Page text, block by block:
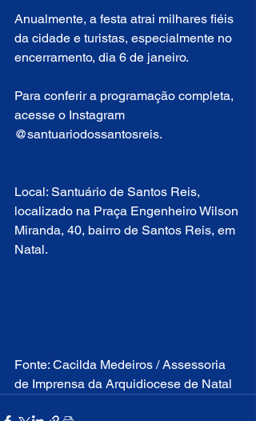
Anualmente, a festa atrai milhares fiéis
da cidade e turistas, especialmente no
encerramento, dia 6 de janeiro.
Para conferir a programação completa,
acesse o Instagram
@santuariodossantosreis.
Local: Santuário de Santos Reis,
localizado na Praça Engenheiro Wilson
Miranda, 40, bairro de Santos Reis, em
Natal.
Fonte: Cacilda Medeiros / Assessoria
de Imprensa da Arquidiocese de Natal